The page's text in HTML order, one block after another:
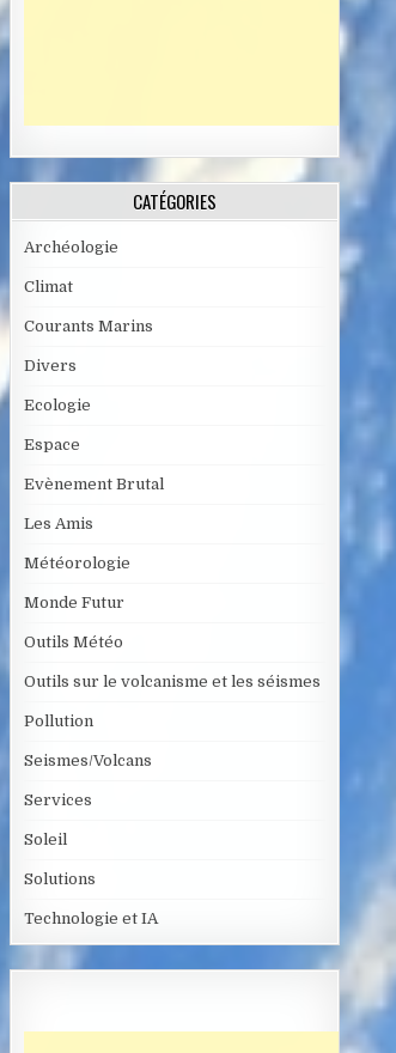
CATÉGORIES
Archéologie
Climat
Courants Marins
Divers
Ecologie
Espace
Evènement Brutal
Les Amis
Météorologie
Monde Futur
Outils Météo
Outils sur le volcanisme et les séismes
Pollution
Seismes/Volcans
Services
Soleil
Solutions
Technologie et IA